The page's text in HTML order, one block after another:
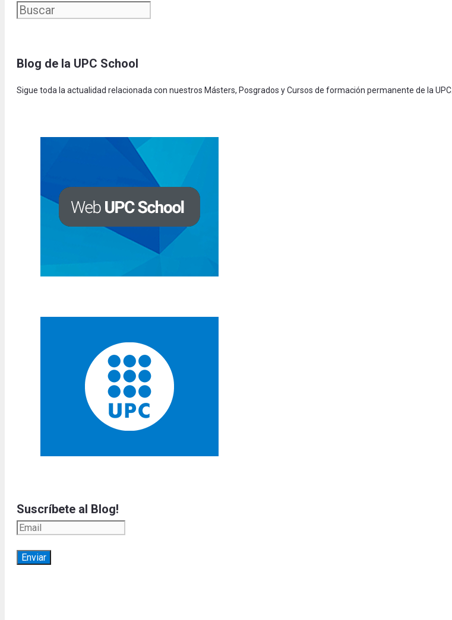
Blog de la UPC School
Sigue toda la actualidad relacionada con nuestros Másters, Posgrados y Cursos de formación permanente de la UPC.
Suscríbete al Blog!